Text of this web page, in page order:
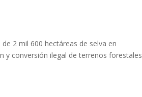
2 mil 600 hectáreas de selva en
y conversión ilegal de terrenos forestales